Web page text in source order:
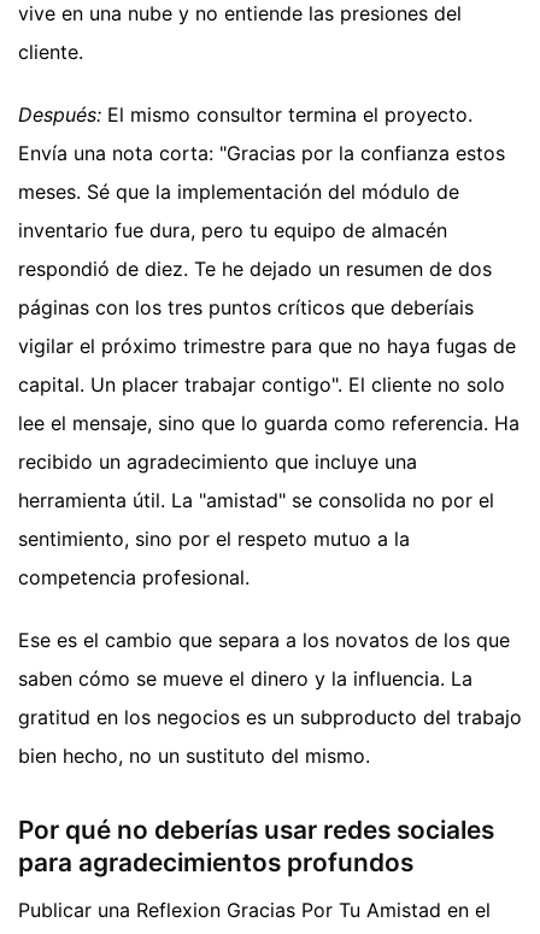
vive en una nube y no entiende las presiones del
cliente.
Después: El mismo consultor termina el proyecto.
Envía una nota corta: "Gracias por la confianza estos
meses. Sé que la implementación del módulo de
inventario fue dura, pero tu equipo de almacén
respondió de diez. Te he dejado un resumen de dos
páginas con los tres puntos críticos que deberíais
vigilar el próximo trimestre para que no haya fugas de
capital. Un placer trabajar contigo". El cliente no solo
lee el mensaje, sino que lo guarda como referencia. Ha
recibido un agradecimiento que incluye una
herramienta útil. La "amistad" se consolida no por el
sentimiento, sino por el respeto mutuo a la
competencia profesional.
Ese es el cambio que separa a los novatos de los que
saben cómo se mueve el dinero y la influencia. La
gratitud en los negocios es un subproducto del trabajo
bien hecho, no un sustituto del mismo.
Por qué no deberías usar redes sociales
para agradecimientos profundos
Publicar una Reflexion Gracias Por Tu Amistad en el